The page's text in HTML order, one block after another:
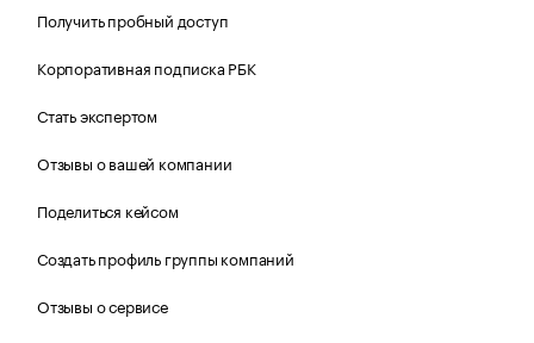
Получить пробный доступ
Корпоративная подписка РБК
Стать экспертом
Отзывы о вашей компании
Поделиться кейсом
Создать профиль группы компаний
Отзывы о сервисе